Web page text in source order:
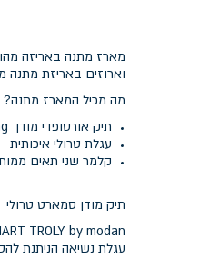
מארז מתנה באריזה
וארוזים באריזת מתנה
מה מכיל המארז מתנה?
תיק אורטופדי מודן air flex bag+ כיסוי נגד גשם מתנה
עגלת טרולי איכותית
קלמר שני תאים
תיק מודן סמארט טרולי
עגלת נשיאה הניתנת